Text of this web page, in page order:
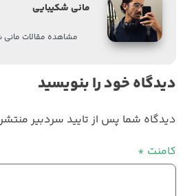
مانی شکیبایی
مشاهده مقالات مانی
دیدگاه خود را بنویسید
دیدگاه شما پس از تایید سردبیر
کامنت *